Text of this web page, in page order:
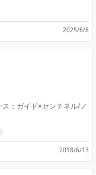
2025/6/8
ス：ガイド×センチネル/ノ
2018/6/13